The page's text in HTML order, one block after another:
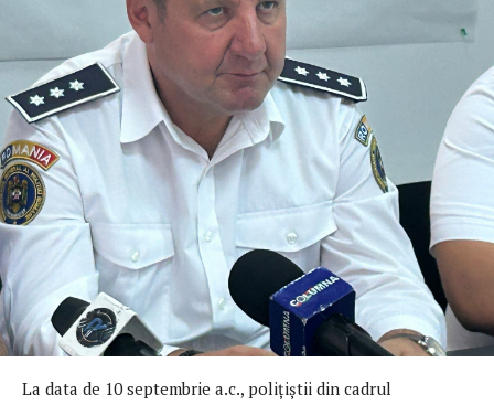
La data de 10 septembrie a.c., poliţiştii din cadrul